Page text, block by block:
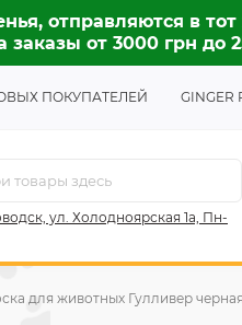
отправляются в
заказы от 3000 грн до
ПОКУПАТЕЛЕЙ GINGER
ул. Холодноярская 1а, Пн-
для животных Гулливер